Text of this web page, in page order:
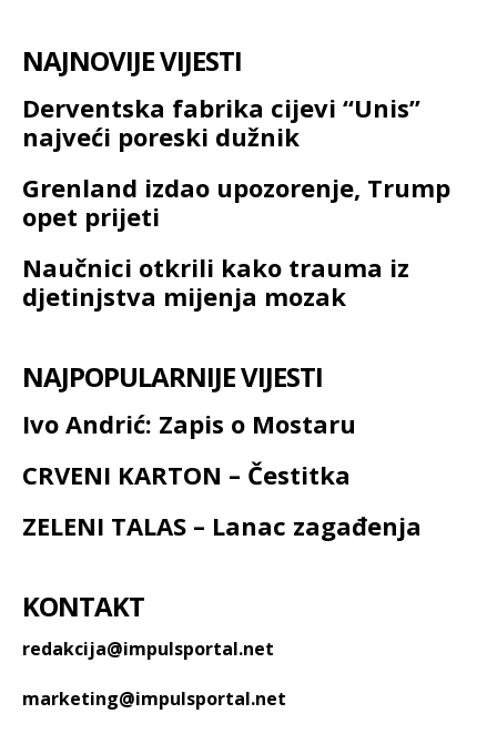
NAJNOVIJE VIJESTI
Derventska fabrika cijevi “Unis”
najveći poreski dužnik
Grenland izdao upozorenje, Trump
opet prijeti
Naučnici otkrili kako trauma iz
djetinjstva mijenja mozak
NAJPOPULARNIJE VIJESTI
Ivo Andrić: Zapis o Mostaru
CRVENI KARTON – Čestitka
ZELENI TALAS – Lanac zagađenja
KONTAKT
redakcija@impulsportal.net
marketing@impulsportal.net